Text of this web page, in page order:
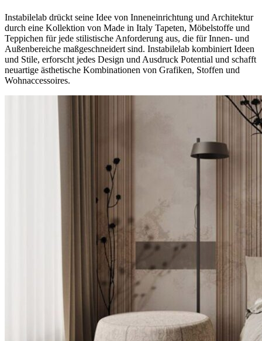
Instabilelab drückt seine Idee von Inneneinrichtung und Architektur
durch eine Kollektion von Made in Italy Tapeten, Möbelstoffe und
Teppichen für jede stilistische Anforderung aus, die für Innen- und
Außenbereiche maßgeschneidert sind. Instabilelab kombiniert Ideen
und Stile, erforscht jedes Design und Ausdruck Potential und schafft
neuartige ästhetische Kombinationen von Grafiken, Stoffen und
Wohnaccessoires.